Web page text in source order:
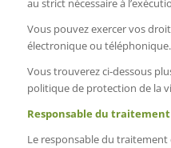
au strict nécessaire à
Vous pouvez exercer vos
électronique ou téléphonique.
Vous trouverez ci-dessous
politique de protection de la
Responsable du traitement
Le responsable du